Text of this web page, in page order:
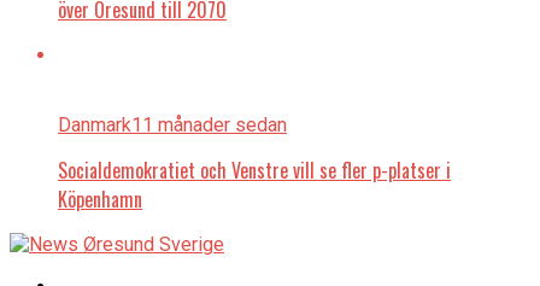
över Öresund till 2070
Danmark11 månader sedan
Socialdemokratiet och Venstre vill se fler p-platser i
Köpenhamn